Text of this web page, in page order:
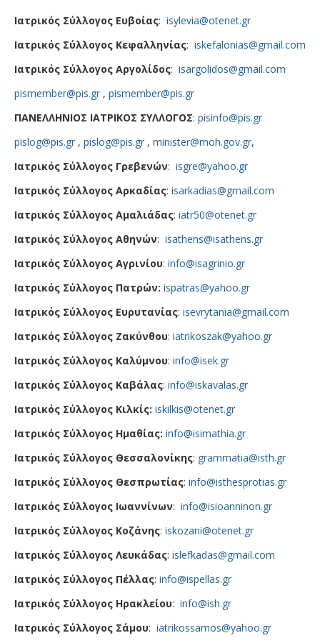
Ιατρικός Σύλλογος Ευβοίας: isylevia@otenet.gr
Ιατρικός Σύλλογος Κεφαλληνίας: iskefalonias@gmail.com
Ιατρικός Σύλλογος Αργολίδος: isargolidos@gmail.com
pismember@pis.gr , pismember@pis.gr
ΠΑΝΕΛΛΗΝΙΟΣ ΙΑΤΡΙΚΟΣ ΣΥΛΛΟΓΟΣ: pisinfo@pis.gr
pislog@pis.gr , pislog@pis.gr , minister@moh.gov.gr,
Ιατρικός Σύλλογος Γρεβενών: isgre@yahoo.gr
Ιατρικός Σύλλογος Αρκαδίας: isarkadias@gmail.com
Ιατρικός Σύλλογος Αμαλιάδας: iatr50@otenet.gr
Ιατρικός Σύλλογος Αθηνών: isathens@isathens.gr
Ιατρικός Σύλλογος Αγρινίου: info@isagrinio.gr
Ιατρικός Σύλλογος Πατρών: ispatras@yahoo.gr
Ιατρικός Σύλλογος Ευρυτανίας: isevrytania@gmail.com
Ιατρικός Σύλλογος Ζακύνθου: iatrikoszak@yahoo.gr
Ιατρικός Σύλλογος Καλύμνου: info@isek.gr
Ιατρικός Σύλλογος Καβάλας: info@iskavalas.gr
Ιατρικός Σύλλογος Κιλκίς: iskilkis@otenet.gr
Ιατρικός Σύλλογος Ημαθίας: info@isimathia.gr
Ιατρικός Σύλλογος Θεσσαλονίκης: grammatia@isth.gr
Ιατρικός Σύλλογος Θεσπρωτίας: info@isthesprotias.gr
Ιατρικός Σύλλογος Ιωαννίνων: info@isioanninon.gr
Ιατρικός Σύλλογος Κοζάνης: iskozani@otenet.gr
Ιατρικός Σύλλογος Λευκάδας: islefkadas@gmail.com
Ιατρικός Σύλλογος Πέλλας: info@ispellas.gr
Ιατρικός Σύλλογος Ηρακλείου: info@ish.gr
Ιατρικός Σύλλογος Σάμου: iatrikossamos@yahoo.gr